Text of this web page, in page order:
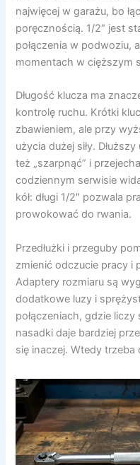
najwięcej w garażu, bo
poręcznością. 1/2″ jest
połączenia w podwoziu,
momentach w cięższym
Długość klucza ma
kontrolę ruchu. Krótki
zbawieniem, ale przy
użycia dużej siły.
też „szarpnąć” i
codziennym serwisie
kół: długi 1/2″ pozwala
prowokować do rwania.
Przedłużki i przeguby
zmienić odczucie pracy i
Adaptery rozmiaru są
dodatkowe luzy i
połączeniach, gdzie
nasadki daje bardziej
się inaczej. Wtedy trzeba